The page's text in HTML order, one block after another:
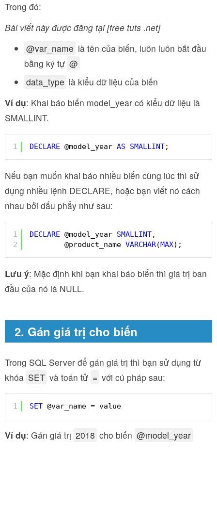
Trong đó:
Bài viết này được đăng tại [free tuts .net]
@var_name là tên của biến, luôn luôn bắt đầu
bằng ký tự @
data_type là kiểu dữ liệu của biến
Ví dụ: Khai báo biến model_year có kiểu dữ liệu là
SMALLINT.
1 DECLARE @model_year AS SMALLINT;
Nếu bạn muốn khai báo nhiều biến cùng lúc thì sử
dụng nhiều lệnh DECLARE, hoặc bạn viết nó cách
nhau bởi dấu phẩy như sau:
1
2
DECLARE @model_year SMALLINT,
@product_name VARCHAR(MAX);
Lưu ý: Mặc định khi bạn khai báo biến thì giá trị ban
đầu của nó là NULL.
2. Gán giá trị cho biến
Trong SQL Server để gán giá trị thì bạn sử dụng từ
khóa SET và toán tử = với cú pháp sau:
1 SET @var_name = value
Ví dụ: Gán giá trị 2018 cho biến @model_year